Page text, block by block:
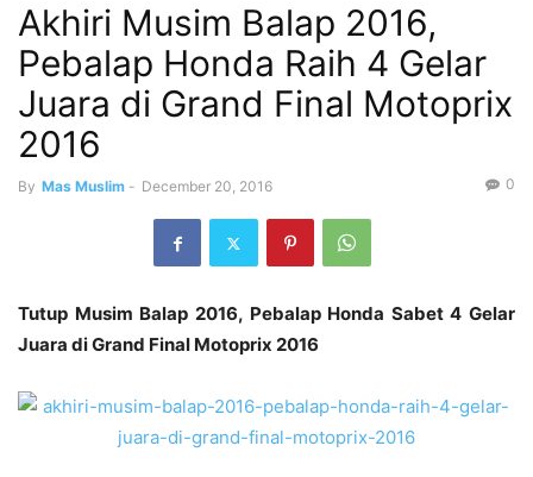
Akhiri Musim Balap 2016,
Pebalap Honda Raih 4 Gelar
Juara di Grand Final Motoprix
2016
By Mas Muslim - December 20, 2016 0
Tutup Musim Balap 2016, Pebalap Honda Sabet 4 Gelar
Juara di Grand Final Motoprix 2016